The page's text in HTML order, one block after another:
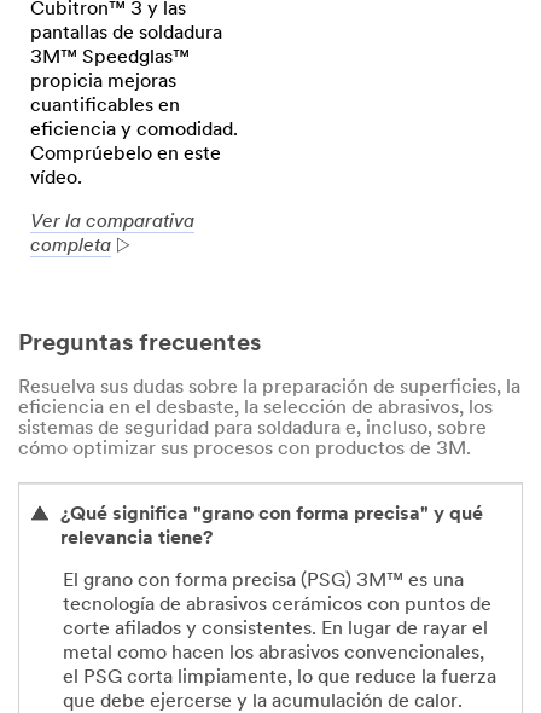
Cubitron™ 3 y las
pantallas de soldadura
3M™ Speedglas™
propicia mejoras
cuantificables en
eficiencia y comodidad.
Comprúebelo en este
vídeo.
Ver la comparativa
completa
Preguntas frecuentes
Resuelva sus dudas sobre la preparación de superficies, la
eficiencia en el desbaste, la selección de abrasivos, los
sistemas de seguridad para soldadura e, incluso, sobre
cómo optimizar sus procesos con productos de 3M.
¿Qué significa "grano con forma precisa" y qué
relevancia tiene?
El grano con forma precisa (PSG) 3M™ es una
tecnología de abrasivos cerámicos con puntos de
corte afilados y consistentes. En lugar de rayar el
metal como hacen los abrasivos convencionales,
el PSG corta limpiamente, lo que reduce la fuerza
que debe ejercerse y la acumulación de calor.